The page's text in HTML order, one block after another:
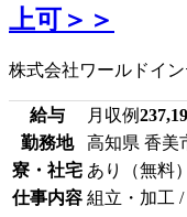
上可＞＞
株式会社ワールドイ
給与 月収例
勤務地
高知県 香美
寮・社宅 あり（無料）
仕事内容 組立・加工